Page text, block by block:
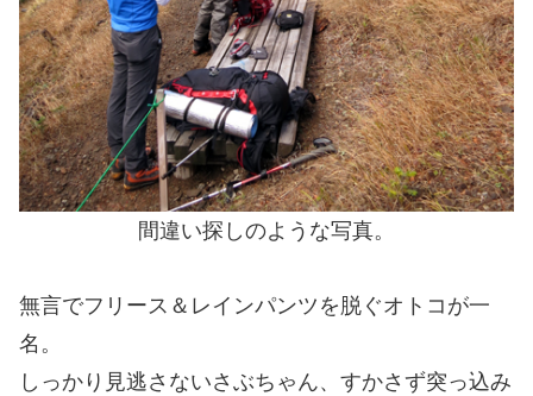
間違い探しのような写真。
無言でフリース＆レインパンツを脱ぐオトコが一
名。
しっかり見逃さないさぶちゃん、すかさず突っ込み